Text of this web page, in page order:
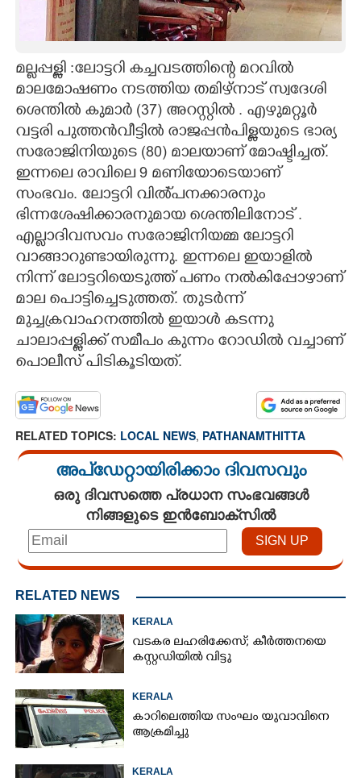
CARTOONS
LITERATURE
ZOOM
CONTACT US
മല്ലപ്പള്ളി :ലോട്ടറി കച്ചവടത്തിന്റെ മറവിൽ
മാലമോഷണം നടത്തിയ തമിഴ്നാട് സ്വദേശി
ശെന്തിൽ കുമാർ (37) അറസ്റ്റിൽ . എഴുമറ്റൂർ
വട്ടരി പുത്തൻവീട്ടിൽ രാജപ്പൻപിള്ളയുടെ ഭാര്യ
സരോജിനിയുടെ (80) മാലയാണ് മോഷ്ടിച്ചത്.
ഇന്നലെ രാവിലെ 9 മണിയോടെയാണ്
സംഭവം. ലോട്ടറി വിൽ്പനക്കാരനും
ഭിന്നശേഷിക്കാരനുമായ ശെന്തിലിനോട് .
എല്ലാദിവസവം സരോജിനിയമ്മ ലോട്ടറി
വാങ്ങാറുണ്ടായിരുന്നു. ഇന്നലെ ഇയാളിൽ
നിന്ന് ലോട്ടറിയെടുത്ത് പണം നൽകിപ്പോഴാണ്
മാല പൊട്ടിച്ചെടുത്തത്. തുടർന്ന്
മുച്ചക്രവാഹനത്തിൽ ഇയാൾ കടന്നു
ചാലാപ്പള്ളിക്ക് സമീപം കുന്നം റോഡിൽ വച്ചാണ്
പൊലീസ് പിടികൂടിയത്.
RELATED TOPICS: LOCAL NEWS, PATHANAMTHITTA
അപ്ഡേറ്റായിരിക്കാം ദിവസവും
ഒരു ദിവസത്തെ പ്രധാന സംഭവങ്ങൾ
നിങ്ങളുടെ ഇൻബോക്സിൽ
RELATED NEWS
KERALA
വടകര ലഹരിക്കേസ്; കീർത്തനയെ
കസ്റ്റഡിയിൽ വിട്ടു
KERALA
കാറിലെത്തിയ സംഘം യുവാവിനെ
ആക്രമിച്ചു
KERALA